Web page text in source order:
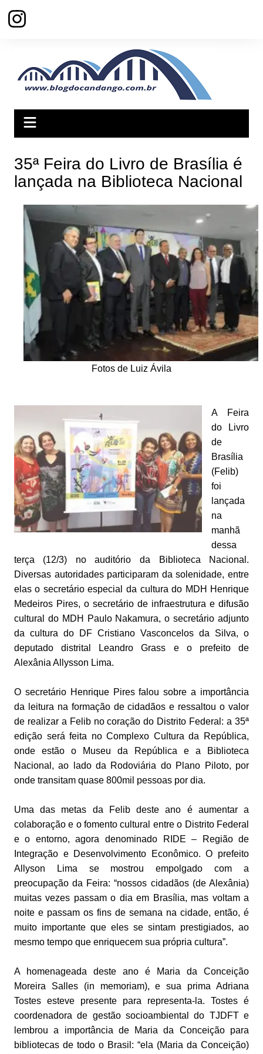
para
35ª Feira do Livro de Brasília é
lançada na Biblioteca Nacional
Fotos de Luiz Ávila
A Feira
do Livro
de
Brasília
(Felib)
foi
lançada
na
manhã
dessa
terça (12/3) no auditório da Biblioteca Nacional.
Diversas autoridades participaram da solenidade, entre
elas o secretário especial da cultura do MDH Henrique
Medeiros Pires, o secretário de infraestrutura e difusão
cultural do MDH Paulo Nakamura, o secretário adjunto
da cultura do DF Cristiano Vasconcelos da Silva, o
deputado distrital Leandro Grass e o prefeito de
Alexânia Allysson Lima.
O secretário Henrique Pires falou sobre a importância
da leitura na formação de cidadãos e ressaltou o valor
de realizar a Felib no coração do Distrito Federal: a 35ª
edição será feita no Complexo Cultura da República,
onde estão o Museu da República e a Biblioteca
Nacional, ao lado da Rodoviária do Plano Piloto, por
onde transitam quase 800mil pessoas por dia.
Uma das metas da Felib deste ano é aumentar a
colaboração e o fomento cultural entre o Distrito Federal
e o entorno, agora denominado RIDE – Região de
Integração e Desenvolvimento Econômico. O prefeito
Allyson Lima se mostrou empolgado com a
preocupação da Feira: “nossos cidadãos (de Alexânia)
muitas vezes passam o dia em Brasília, mas voltam a
noite e passam os fins de semana na cidade, então, é
muito importante que eles se sintam prestigiados, ao
mesmo tempo que enriquecem sua própria cultura”.
A homenageada deste ano é Maria da Conceição
Moreira Salles (in memoriam), e sua prima Adriana
Tostes esteve presente para representa-la. Tostes é
coordenadora de gestão socioambiental do TJDFT e
lembrou a importância de Maria da Conceição para
bibliotecas de todo o Brasil: “ela (Maria da Conceição)